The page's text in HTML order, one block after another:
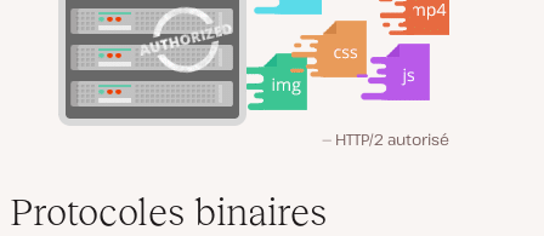
HTTP/2 autorisé
Protocoles binaires